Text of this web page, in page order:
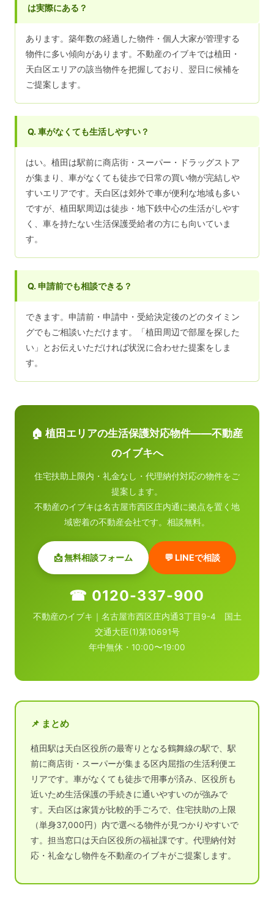
は実際にある？
あります。築年数の経過した物件・個人大家が管理する
物件に多い傾向があります。不動産のイブキでは植田・
天白区エリアの該当物件を把握しており、翌日に候補を
ご提案します。
Q. 車がなくても生活しやすい？
はい。植田は駅前に商店街・スーパー・ドラッグストア
が集まり、車がなくても徒歩で日常の買い物が完結しや
すいエリアです。天白区は郊外で車が便利な地域も多い
ですが、植田駅周辺は徒歩・地下鉄中心の生活がしやす
く、車を持たない生活保護受給者の方にも向いていま
す。
Q. 申請前でも相談できる？
できます。申請前・申請中・受給決定後のどのタイミン
グでもご相談いただけます。「植田周辺で部屋を探した
い」とお伝えいただければ状況に合わせた提案をしま
す。
🏠 植田エリアの生活保護対応物件——不動産
のイブキへ
住宅扶助上限内・礼金なし・代理納付対応の物件をご
提案します。
不動産のイブキは名古屋市西区庄内通に拠点を置く地
域密着の不動産会社です。相談無料。
📩 無料相談フォーム 💬 LINEで相談
☎ 0120-337-900
不動産のイブキ｜名古屋市西区庄内通3丁目9-4 国土
交通大臣(1)第10691号
年中無休・10:00〜19:00
📌 まとめ
植田駅は天白区役所の最寄りとなる鶴舞線の駅で、駅
前に商店街・スーパーが集まる区内屈指の生活利便エ
リアです。車がなくても徒歩で用事が済み、区役所も
近いため生活保護の手続きに通いやすいのが強みで
す。天白区は家賃が比較的手ごろで、住宅扶助の上限
（単身37,000円）内で選べる物件が見つかりやすいで
す。担当窓口は天白区役所の福祉課です。代理納付対
応・礼金なし物件を不動産のイブキがご提案します。